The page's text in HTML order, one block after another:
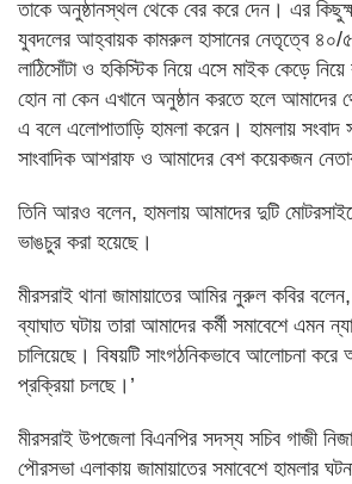
তাকে অনুষ্ঠানস্থল থেকে বের করে দেন। এর
যুবদলের আহ্বায়ক কামরুল হাসানের নেতৃত্বে
লাঠিসোঁটা ও হকিস্টিক নিয়ে এসে মাইক কেড়ে
হোন না কেন এখানে অনুষ্ঠান করতে হলে আমাদের
এ বলে এলোপাতাড়ি হামলা করেন। হামলায়
সাংবাদিক আশরাফ ও আমাদের বেশ কয়েকজন
তিনি আরও বলেন, হামলায় আমাদের দুটি
ভাঙচুর করা হয়েছে।
মীরসরাই থানা জামায়াতের আমির নুরুল কবির বলেন,
ব্যাঘাত ঘটায় তারা আমাদের কর্মী সমাবেশে এমন
চালিয়েছে। বিষয়টি সাংগঠনিকভাবে আলোচনা
প্রক্রিয়া চলছে।’
মীরসরাই উপজেলা বিএনপির সদস্য সচিব গাজী
পৌরসভা এলাকায় জামায়াতের সমাবেশে হামলার